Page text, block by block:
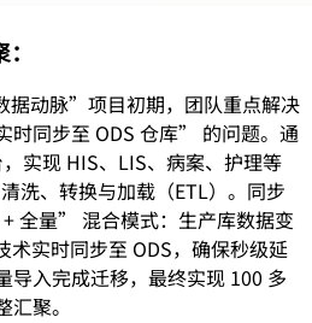
据动脉”项目初期，团队重点解决
时同步至 ODS 仓库” 的问题。通
实现 HIS、LIS、病案、护理等
洗、转换与加载（ETL）。同步
全量” 混合模式：生产库数据变
术实时同步至 ODS，确保秒级延
导入完成迁移，最终实现 100 多
聚。